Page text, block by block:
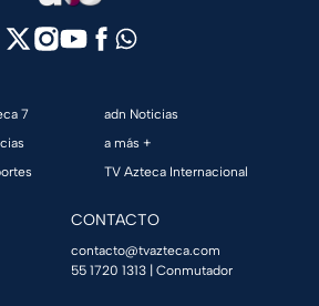
7
adn Noticias
a más +
TV Azteca Internacional
CONTACTO
contacto@tvazteca.com
55 1720 1313 | Conmutador